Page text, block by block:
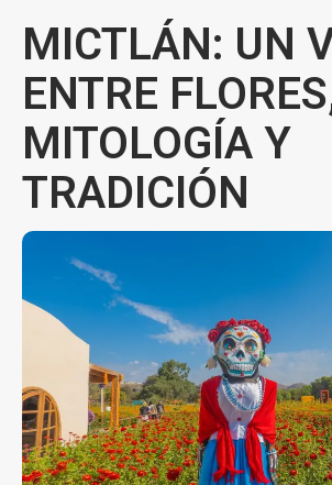
MICTLÁN: UN
ENTRE
MITOLOGÍA Y
TRADICIÓN